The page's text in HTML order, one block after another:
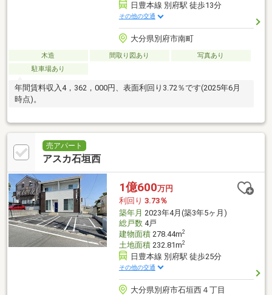
日豊本線 別府駅 徒歩13分
その他の交通
大分県別府市南町
木造 間取り図あり
写真あり
駐車場あり
年間賃料収入4，362，000円、表面利回り3.72％です(2025年6月
時点)。
売アパート
アスカ石垣西
1億600万円
利回り 3.73％
築年月 2023年4月(築3年5ヶ月)
総戸数4戸
建物面積278.44m2
土地面積232.81m2
日豊本線 別府駅 徒歩25分
その他の交通
大分県別府市石垣西４丁目